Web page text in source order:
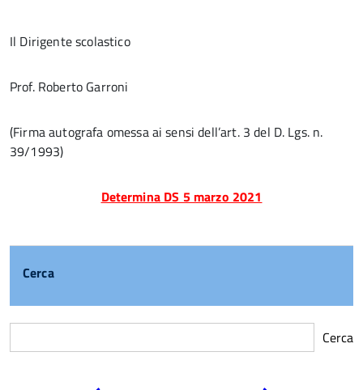
Il Dirigente scolastico
Prof. Roberto Garroni
(Firma autografa omessa ai sensi dell’art. 3 del D. Lgs. n.
39/1993)
Determina DS 5 marzo 2021
Cerca
Cerca